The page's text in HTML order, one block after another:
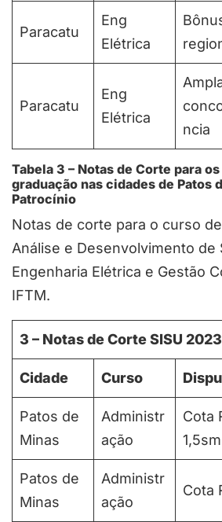
Paracatu
Eng
Elétrica
Paracatu
Eng
Elétrica
ncia
Tabela 3 – Notas de Corte para
graduação nas cidades de Patos
Patrocínio
Notas de corte para o curso
Análise e Desenvolvimento de
Engenharia Elétrica e Gestão
IFTM.
3 – Notas de Corte SISU 2023
Cidade Curso
Patos de
Minas
Administr
ação
Cota
1,5sm
Patos de
Minas
Administr
ação
Cota